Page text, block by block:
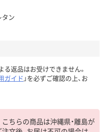
タン
る返品はお受けできません。
ガイド 」を必ずご確認の上、お
ちらの商品は沖縄県・離島が